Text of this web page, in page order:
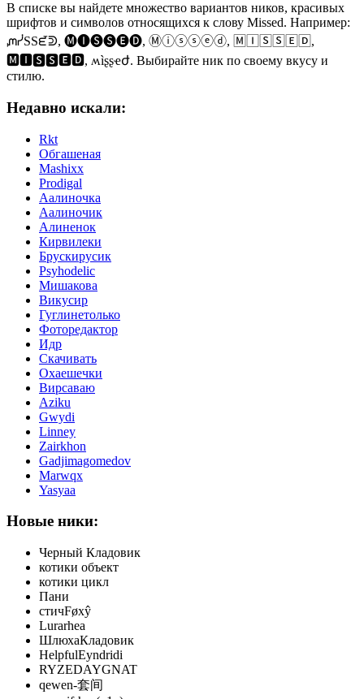
В списке вы найдете множество вариантов ников, красивых
шрифтов и символов относящихся к слову Missed. Например:
ᘻᓰSSᘿᕲ, 🅜🅘🅢🅢🅔🅓, Ⓜⓘⓢⓢⓔⓓ, 🄼🄸🅂🅂🄴🄳,
🅼🅸🆂🆂🅴🅳, ʍìʂʂҽժ. Выбирайте ник по своему вкусу и
стилю.
Недавно искали:
Rkt
Обгашеная
Mashixx
Prodigal
Аалиночка
Аалиночик
Алиненок
Кирвилеки
Брускирусик
Psyhodelic
Мишакова
Викусир
Гуглинетолько
Фоторедактор
Идр
Скачивать
Охаешечки
Вирсаваю
Aziku
Gwydi
Linney
Zairkhon
Gadjimagomedov
Marwqx
Yasyaa
Новые ники:
Черный Кладовик
котики объект
котики цикл
Пани
стичFøxŷ
Lurarhea
ШлюхаКладовик
HelpfulEyndridi
RYZEDAYGNAT
qewen-套间